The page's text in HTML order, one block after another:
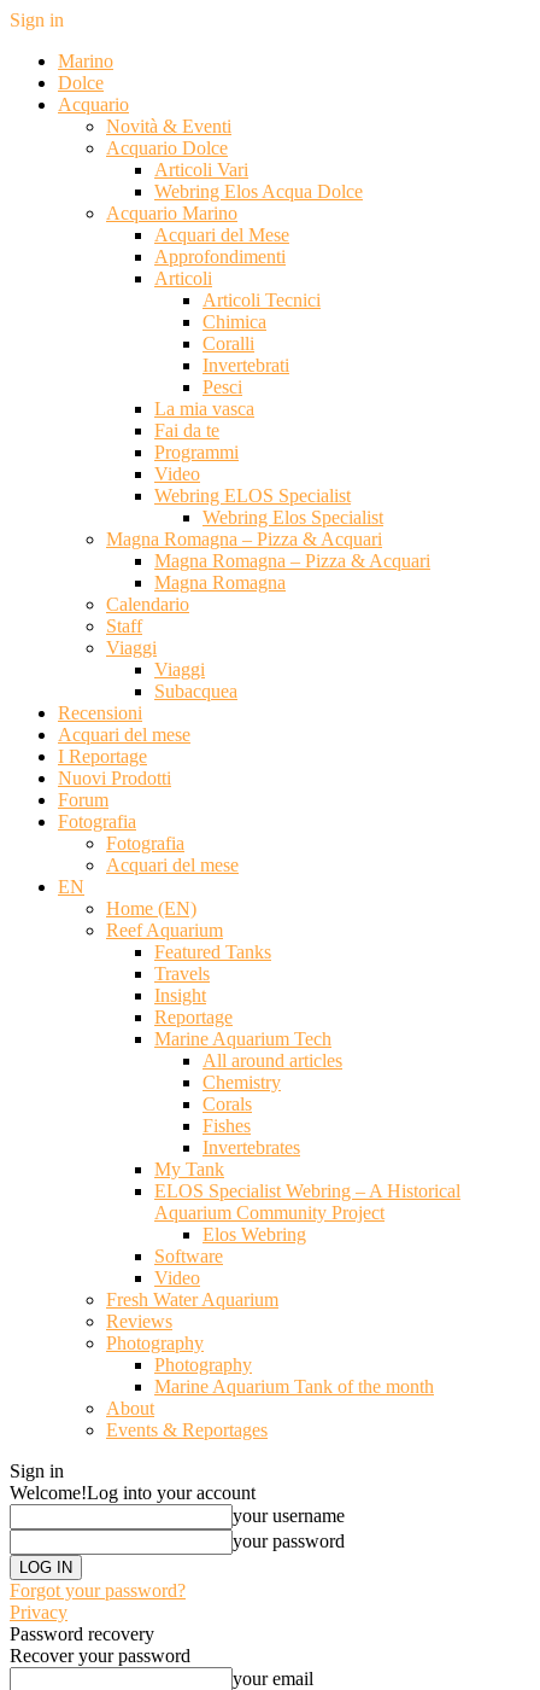
Sign in
Marino
Dolce
Acquario
Novità & Eventi
Acquario Dolce
Articoli Vari
Webring Elos Acqua Dolce
Acquario Marino
Acquari del Mese
Approfondimenti
Articoli
Articoli Tecnici
Chimica
Coralli
Invertebrati
Pesci
La mia vasca
Fai da te
Programmi
Video
Webring ELOS Specialist
Webring Elos Specialist
Magna Romagna – Pizza & Acquari
Magna Romagna – Pizza & Acquari
Magna Romagna
Calendario
Staff
Viaggi
Viaggi
Subacquea
Recensioni
Acquari del mese
I Reportage
Nuovi Prodotti
Forum
Fotografia
Fotografia
Acquari del mese
EN
Home (EN)
Reef Aquarium
Featured Tanks
Travels
Insight
Reportage
Marine Aquarium Tech
All around articles
Chemistry
Corals
Fishes
Invertebrates
My Tank
ELOS Specialist Webring – A Historical
Aquarium Community Project
Elos Webring
Software
Video
Fresh Water Aquarium
Reviews
Photography
Photography
Marine Aquarium Tank of the month
About
Events & Reportages
Sign in
Welcome!Log into your account
your username
your password
Forgot your password?
Privacy
Password recovery
Recover your password
your email